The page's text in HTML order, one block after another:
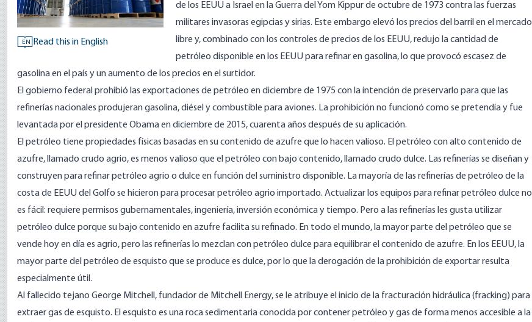
EN Read this in English
de los EEUU a Israel en la Guerra del Yom Kippur de octubre de 1973 contra las fuerzas
militares invasoras egipcias y sirias. Este embargo elevó los precios del barril en el mercado
libre y, combinado con los controles de precios de los EEUU, redujo la cantidad de
petróleo disponible en los EEUU para refinar en gasolina, lo que provocó escasez de
gasolina en el país y un aumento de los precios en el surtidor.
El gobierno federal prohibió las exportaciones de petróleo en diciembre de 1975 con la intención de preservarlo para que las
refinerías nacionales produjeran gasolina, diésel y combustible para aviones. La prohibición no funcionó como se pretendía y fue
levantada por el presidente Obama en diciembre de 2015, cuarenta años después de su aplicación.
El petróleo tiene propiedades físicas basadas en su contenido de azufre que lo hacen valioso. El petróleo con alto contenido de
azufre, llamado crudo agrio, es menos valioso que el petróleo con bajo contenido, llamado crudo dulce. Las refinerías se diseñan y
construyen para refinar petróleo agrio o dulce en función del suministro disponible. La mayoría de las refinerías de petróleo de la
costa de EEUU del Golfo se hicieron para procesar petróleo agrio importado. Actualizar los equipos para refinar petróleo dulce no
es fácil: requiere permisos gubernamentales, ingeniería, inversión económica y tiempo. Pero a las refinerías les gusta utilizar
petróleo dulce porque su bajo contenido en azufre facilita su refinado. En todo el mundo, la mayor parte del petróleo que se
vende hoy en día es agrio, pero las refinerías lo mezclan con petróleo dulce para equilibrar el contenido de azufre. En los EEUU, la
mayor parte del petróleo de esquisto que se produce es dulce, por lo que la derogación de la prohibición de exportar resulta
especialmente útil.
Al fallecido tejano George Mitchell , fundador de Mitchell Energy, se le atribuye el inicio de la fracturación hidráulica (fracking) para
extraer gas de esquisto. El esquisto es una roca sedimentaria conocida por contener petróleo y gas de forma menos accesible a la